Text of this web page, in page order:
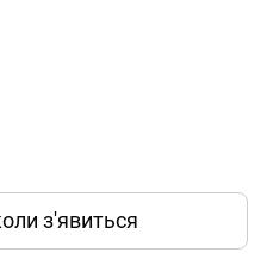
з'явиться